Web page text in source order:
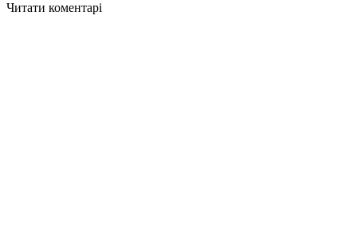
Читати коментарі